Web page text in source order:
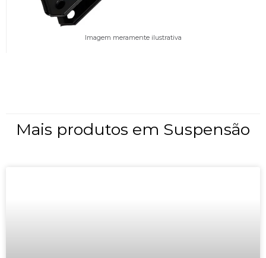
Imagem meramente ilustrativa
Mais produtos em Suspensão